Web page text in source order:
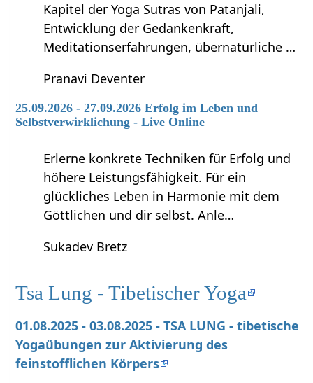
Kapitel der Yoga Sutras von Patanjali,
Entwicklung der Gedankenkraft,
Meditationserfahrungen, übernatürliche …
Pranavi Deventer
25.09.2026 - 27.09.2026 Erfolg im Leben und
Selbstverwirklichung - Live Online
Erlerne konkrete Techniken für Erfolg und
höhere Leistungsfähigkeit. Für ein
glückliches Leben in Harmonie mit dem
Göttlichen und dir selbst. Anle…
Sukadev Bretz
Tsa Lung - Tibetischer Yoga
01.08.2025 - 03.08.2025 - TSA LUNG - tibetische
Yogaübungen zur Aktivierung des
feinstofflichen Körpers